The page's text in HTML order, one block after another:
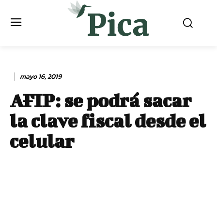
mayo 16, 2019
AFIP: se podrá sacar
la clave fiscal desde el
celular